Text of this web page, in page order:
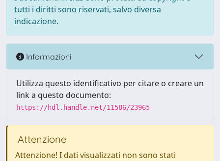
tutti i diritti sono riservati, salvo diversa
indicazione.
Informazioni
Utilizza questo identificativo per citare o creare un
link a questo documento:
https://hdl.handle.net/11586/23965
Attenzione
Attenzione! I dati visualizzati non sono stati